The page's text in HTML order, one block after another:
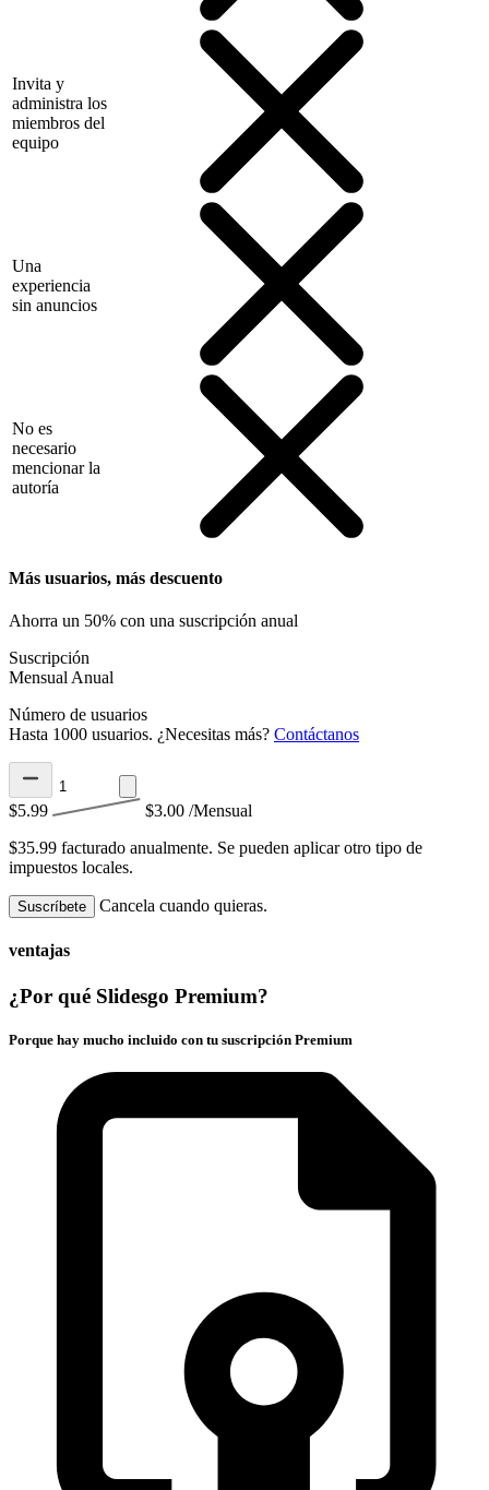
Invita y
administra los
miembros del
equipo
Una
experiencia
sin anuncios
No es
necesario
mencionar la
autoría
Más usuarios, más descuento
Ahorra un 50% con una suscripción anual
Suscripción
Mensual Anual
Número de usuarios
Hasta 1000 usuarios. ¿Necesitas más? Contáctanos
$5.99 $3.00 /Mensual
$35.99 facturado anualmente. Se pueden aplicar otro tipo de
impuestos locales.
Suscríbete Cancela cuando quieras.
ventajas
¿Por qué Slidesgo Premium?
Porque hay mucho incluido con tu suscripción Premium